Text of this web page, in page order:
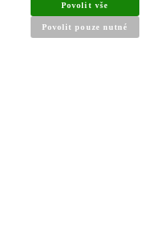
Povolit vše
Povolit pouze nutné